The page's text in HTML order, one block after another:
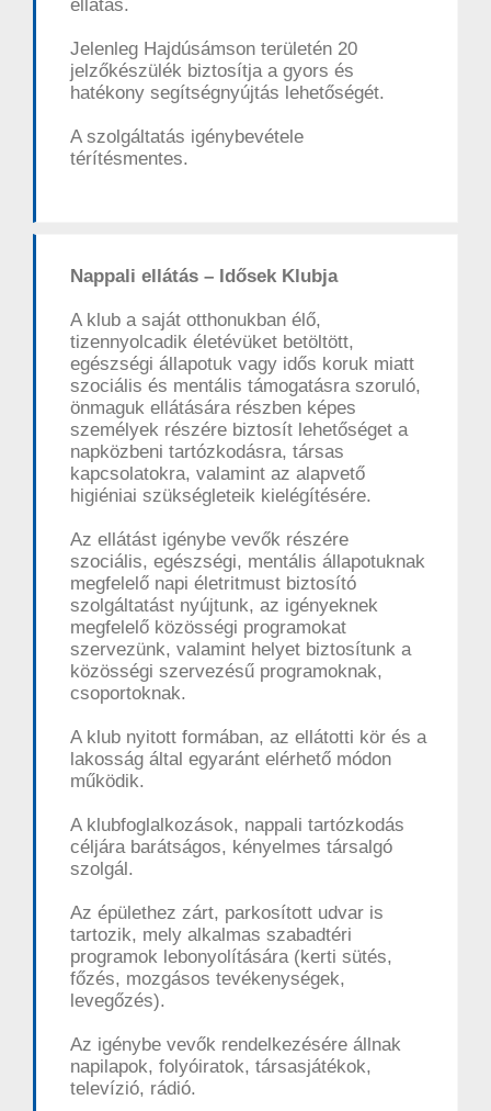
ellátás.
Jelenleg Hajdúsámson területén 20
jelzőkészülék biztosítja a gyors és
hatékony segítségnyújtás lehetőségét.
A szolgáltatás igénybevétele
térítésmentes.
Nappali ellátás – Idősek Klubja
A klub a saját otthonukban élő,
tizennyolcadik életévüket betöltött,
egészségi állapotuk vagy idős koruk miatt
szociális és mentális támogatásra szoruló,
önmaguk ellátására részben képes
személyek részére biztosít lehetőséget a
napközbeni tartózkodásra, társas
kapcsolatokra, valamint az alapvető
higiéniai szükségleteik kielégítésére.
Az ellátást igénybe vevők részére
szociális, egészségi, mentális állapotuknak
megfelelő napi életritmust biztosító
szolgáltatást nyújtunk, az igényeknek
megfelelő közösségi programokat
szervezünk, valamint helyet biztosítunk a
közösségi szervezésű programoknak,
csoportoknak.
A klub nyitott formában, az ellátotti kör és a
lakosság által egyaránt elérhető módon
működik.
A klubfoglalkozások, nappali tartózkodás
céljára barátságos, kényelmes társalgó
szolgál.
Az épülethez zárt, parkosított udvar is
tartozik, mely alkalmas szabadtéri
programok lebonyolítására (kerti sütés,
főzés, mozgásos tevékenységek,
levegőzés).
Az igénybe vevők rendelkezésére állnak
napilapok, folyóiratok, társasjátékok,
televízió, rádió.